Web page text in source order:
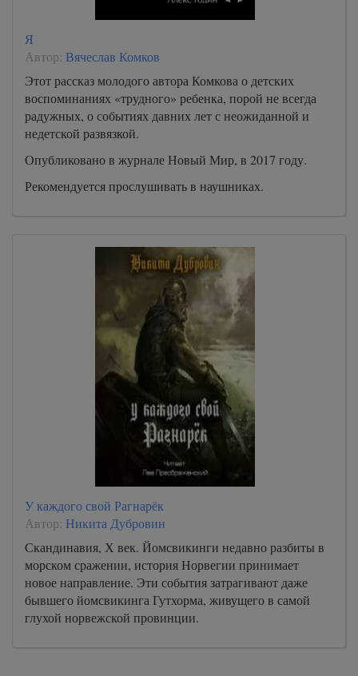
Я
Автор: Вячеслав Комков
Этот рассказ молодого автора Комкова о детских
воспоминаниях «трудного» ребенка, порой не всегда
радужных, о событиях давних лет с неожиданной и
недетской развязкой.
Опубликовано в журнале Новый Мир, в 2017 году.
Рекомендуется прослушивать в наушниках.
У каждого свой Рагнарёк
Автор: Никита Дубровин
Скандинавия, Х век. Йомсвикинги недавно разбиты в
морском сражении, история Норвегии принимает
новое направление. Эти события затрагивают даже
бывшего йомсвикинга Гутхорма, живущего в самой
глухой норвежской провинции.